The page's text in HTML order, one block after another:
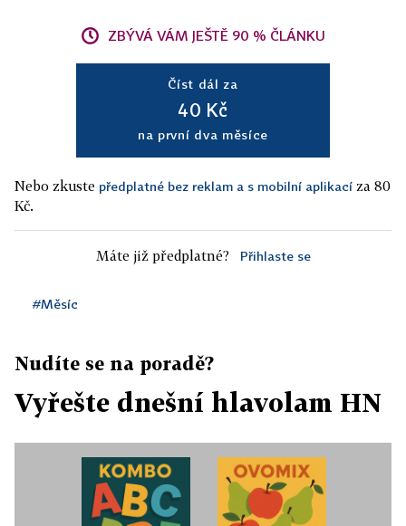
ZBÝVÁ VÁM JEŠTĚ 90 % ČLÁNKU
Číst dál za
40 Kč
na první dva měsíce
Nebo zkuste předplatné bez reklam a s mobilní aplikací za 80
Kč.
Máte již předplatné? Přihlaste se
#Měsíc
Nudíte se na poradě?
Vyřešte dnešní hlavolam HN